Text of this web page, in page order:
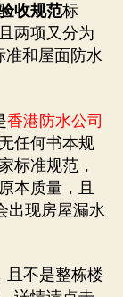
收规范标
两项又分为
准和屋面防水
香港防水公司
任何书本规
标准规范，
本质量，且
出现房屋漏水
且不是整栋楼